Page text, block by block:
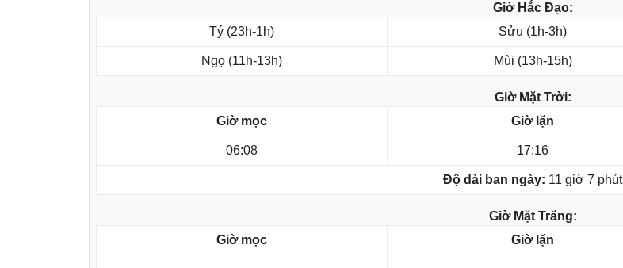
Giờ Hắc Đạo:
Tý (23h-1h)
Sửu (1h-3h)
Ngọ (11h-13h) Mùi (13h-15h)
Giờ Mặt Trời:
Giờ mọc
Giờ lặn
06:08 17:16
Độ dài ban ngày: 11 giờ 7 phút
Giờ Mặt Trăng:
Giờ mọc
Giờ lặn